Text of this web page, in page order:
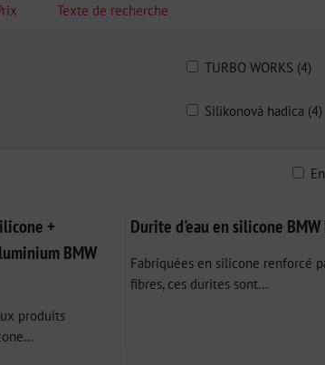
Texte de recherche
TURBO WORKS (4)
Silikonová hadica (4)
+
BMW
produits
Durite d'eau en silicone
Fabriquées en silicone renforcé
fibres, ces durites sont...